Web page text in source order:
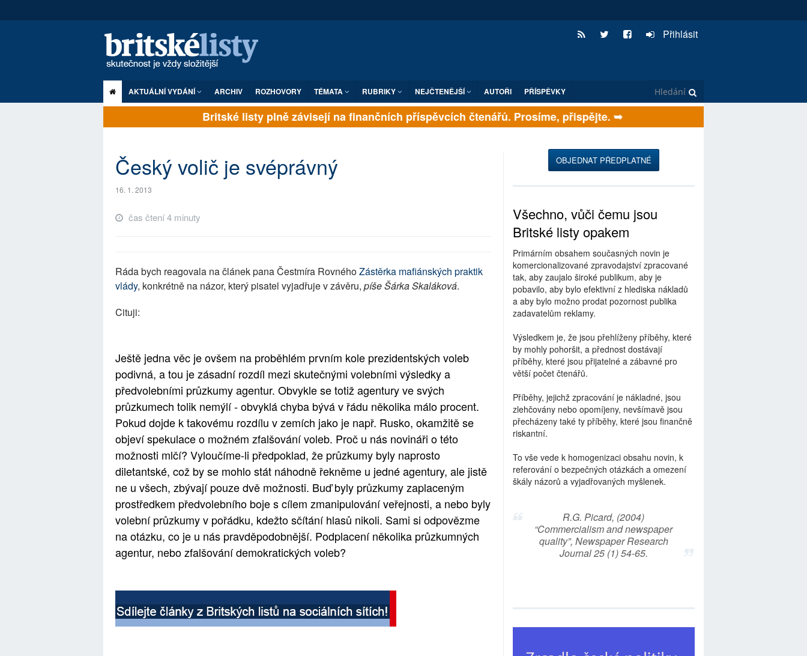
Přihlásit
AKTUÁLNÍ VYDÁNÍ ARCHIV ROZHOVORY TÉMATA RUBRIKY NEJČTENĚJŠÍ AUTOŘI PŘÍSPĚVKY
Britské listy plně závisejí na finančních příspěvcích čtenářů. Prosíme, přispějte. ➥
Český volič je svéprávný
16. 1. 2013
čas čtení 4 minuty
Ráda bych reagovala na článek pana Čestmíra RovnéhoZástěrka mafiánských praktik
vlády, konkrétně na názor, který pisatel vyjadřuje v závěru, píše Šárka Skaláková.
Cituji:
Ještě jedna věc je ovšem na proběhlém prvním kole prezidentských voleb
podivná, a tou je zásadní rozdíl mezi skutečnými volebními výsledky a
předvolebními průzkumy agentur. Obvykle se totiž agentury ve svých
průzkumech tolik nemýlí - obvyklá chyba bývá v řádu několika málo procent.
Pokud dojde k takovému rozdílu v zemích jako je např. Rusko, okamžitě se
objeví spekulace o možném zfalšování voleb. Proč u nás novináři o této
možnosti mlčí? Vyloučíme-li předpoklad, že průzkumy byly naprosto
diletantské, což by se mohlo stát náhodně řekněme u jedné agentury, ale jistě
ne u všech, zbývají pouze dvě možnosti. Buď byly průzkumy zaplaceným
prostředkem předvolebního boje s cílem zmanipulování veřejnosti, a nebo byly
volební průzkumy v pořádku, kdežto sčítání hlasů nikoli. Sami si odpovězme
na otázku, co je u nás pravděpodobnější. Podplacení několika průzkumných
agentur, nebo zfalšování demokratických voleb?
OBJEDNAT PŘEDPLATNÉ
Všechno, vůči čemu jsou
Britské listy opakem
Primárním obsahem současných novin je
komercionalizované zpravodajství zpracované
tak, aby zaujalo široké publikum, aby je
pobavilo, aby bylo efektivní z hlediska nákladů
a aby bylo možno prodat pozornost publika
zadavatelům reklamy.
Výsledkem je, že jsou přehlíženy příběhy, které
by mohly pohoršit, a přednost dostávají
příběhy, které jsou přijatelné a zábavné pro
větší počet čtenářů.
Příběhy, jejichž zpracování je nákladné, jsou
zlehčovány nebo opomíjeny, nevšímavě jsou
přecházeny také ty příběhy, které jsou finančně
riskantní.
To vše vede k homogenizaci obsahu novin, k
referování o bezpečných otázkách a omezení
škály názorů a vyjadřovaných myšlenek.
R.G. Picard, (2004)
“Commercialism and newspaper
quality”, Newspaper Research
Journal 25 (1) 54-65.